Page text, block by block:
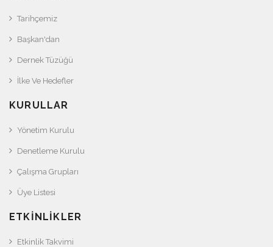
Tarihçemiz
Başkan'dan
Dernek Tüzüğü
İlke Ve Hedefler
KURULLAR
Yönetim Kurulu
Denetleme Kurulu
Çalışma Grupları
Üye Listesi
ETKINLIKLER
Etkinlik Takvimi